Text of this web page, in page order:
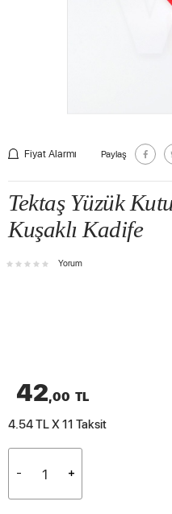
Fiyat Alarmı Paylaş
Tektaş Yüzük
Kuşaklı Kadife
Yorum
42,00 TL
4.54 TL X 11 Taksit